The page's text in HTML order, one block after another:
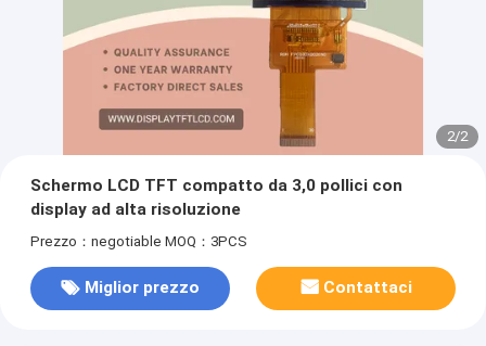
2/2
Schermo LCD TFT compatto da 3,0 pollici con
display ad alta risoluzione
Prezzo：negotiable MOQ：3PCS
Miglior prezzo Contattaci